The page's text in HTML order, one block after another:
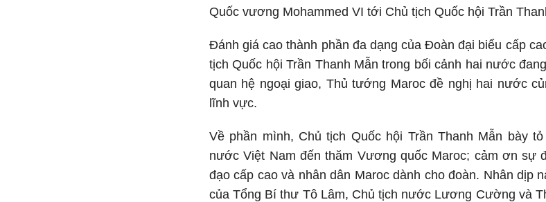
Quốc vương Mohammed VI tới Chủ tịch Quốc hội Trần
Đánh giá cao thành phần đa dạng của Đoàn đại biểu cấp
tịch Quốc hội Trần Thanh Mẫn trong bối cảnh hai nước
quan hệ ngoại giao, Thủ tướng Maroc đề nghị hai nước
lĩnh vực.
Về phần mình, Chủ tịch Quốc hội Trần Thanh Mẫn bày
nước Việt Nam đến thăm Vương quốc Maroc; cảm ơn sự
đạo cấp cao và nhân dân Maroc dành cho đoàn. Nhân dịp
của Tổng Bí thư Tô Lâm, Chủ tịch nước Lương Cường và